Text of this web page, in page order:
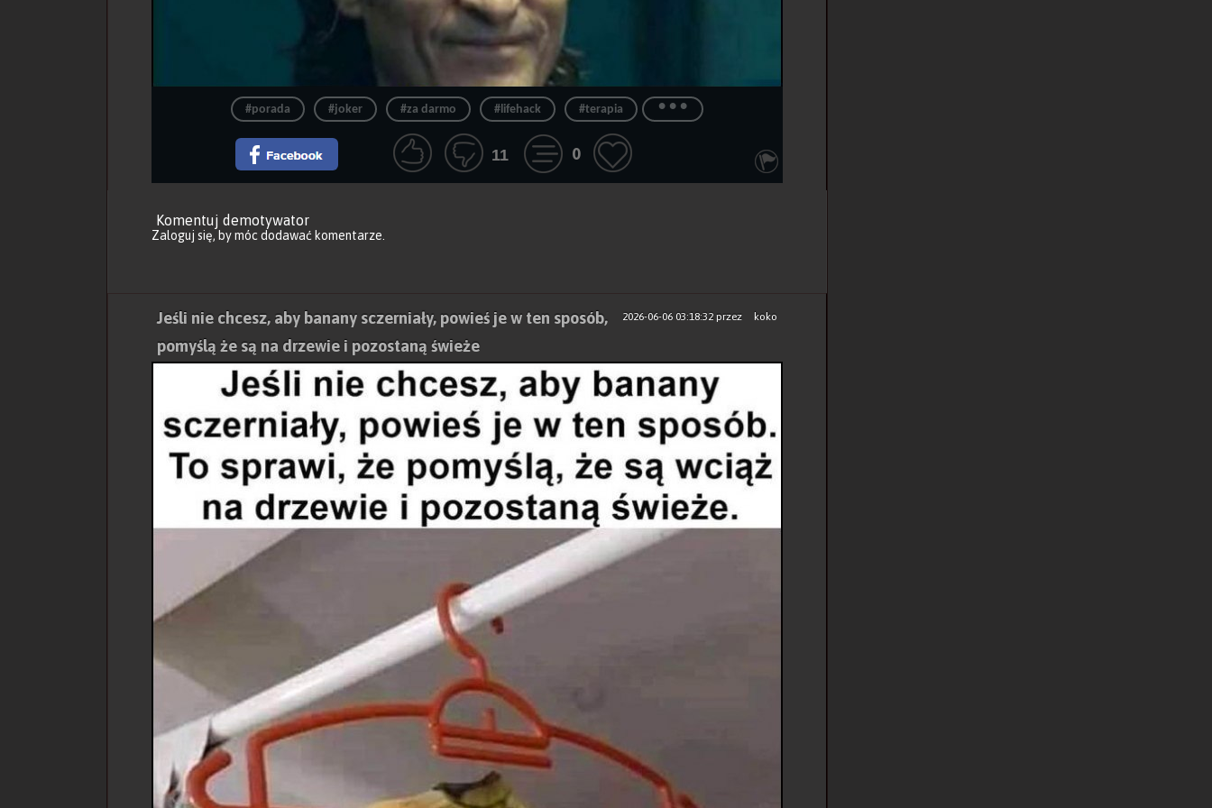
#porada #joker #za darmo #lifehack #terapia ...
11 0
Komentuj demotywator
Zaloguj się, by móc dodawać komentarze.
2026-06-06 03:18:32przez koko
Jeśli nie chcesz, aby banany sczerniały, powieś je w ten sposób,
pomyślą że są na drzewie i pozostaną świeże